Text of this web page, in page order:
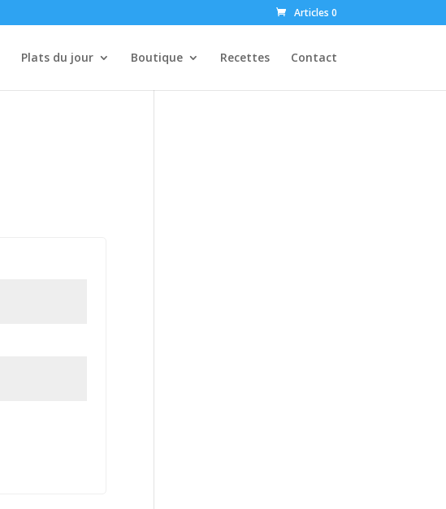
Articles 0
Plats du jour Boutique Recettes Contact